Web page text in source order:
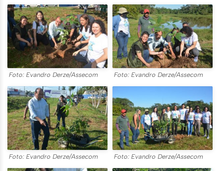
Foto: Evandro Derze/Assecom Foto: Evandro Derze/Assecom
Foto: Evandro Derze/Assecom Foto: Evandro Derze/Assecom